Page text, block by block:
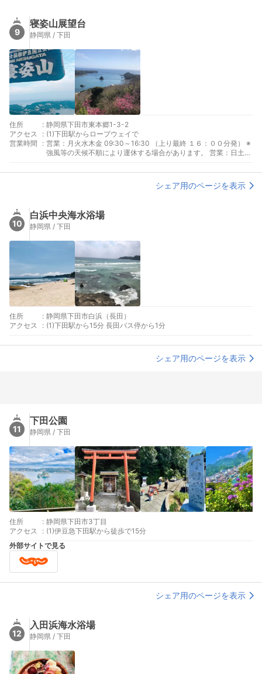
9
寝姿山展望台
静岡県 / 下田
住所 : 静岡県下田市東本郷1-3-2
アクセス
: (1)下田駅からロープウェイで
営業時間
: 営業：月火水木金 09:30～16:30 （上り最終 １６：００分発） ※
強風等の天候不順により運休する場合があります。 営業：日土祝
により運休する場合があります。
シェア用のページを表示
10
白浜中央海水浴場
静岡県 / 下田
住所 : 静岡県下田市白浜（長田）
アクセス
: (1)下田駅から15分 長田バス停から1分
シェア用のページを表示
11
下田公園
静岡県 / 下田
住所 : 静岡県下田市3丁目
アクセス
: (1)伊豆急下田駅から徒歩で15分
外部サイトで見る
シェア用のページを表示
12
入田浜海水浴場
静岡県 / 下田